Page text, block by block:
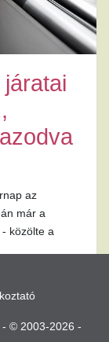
az
már a
közölte a
- © 2003-2026 -